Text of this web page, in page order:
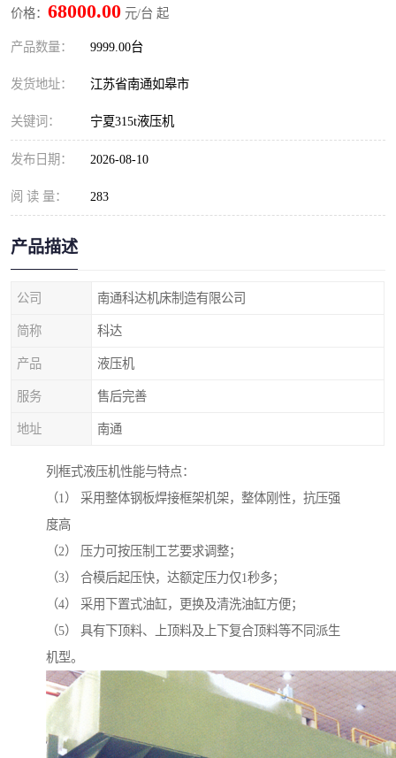
价格： 68000.00 元/台 起
产品数量： 9999.00台
发货地址： 江苏省南通如皋市
关键词： 宁夏315t液压机
发布日期： 2026-08-10
阅 读 量： 283
产品描述
公司 南通科达机床制造有限公司
简称 科达
产品 液压机
服务 售后完善
地址 南通
列框式液压机性能与特点：
（1） 采用整体钢板焊接框架机架，整体刚性，抗压强
度高
（2） 压力可按压制工艺要求调整；
（3） 合模后起压快，达额定压力仅1秒多；
（4） 采用下置式油缸，更换及清洗油缸方便；
（5） 具有下顶料、上顶料及上下复合顶料等不同派生
机型。